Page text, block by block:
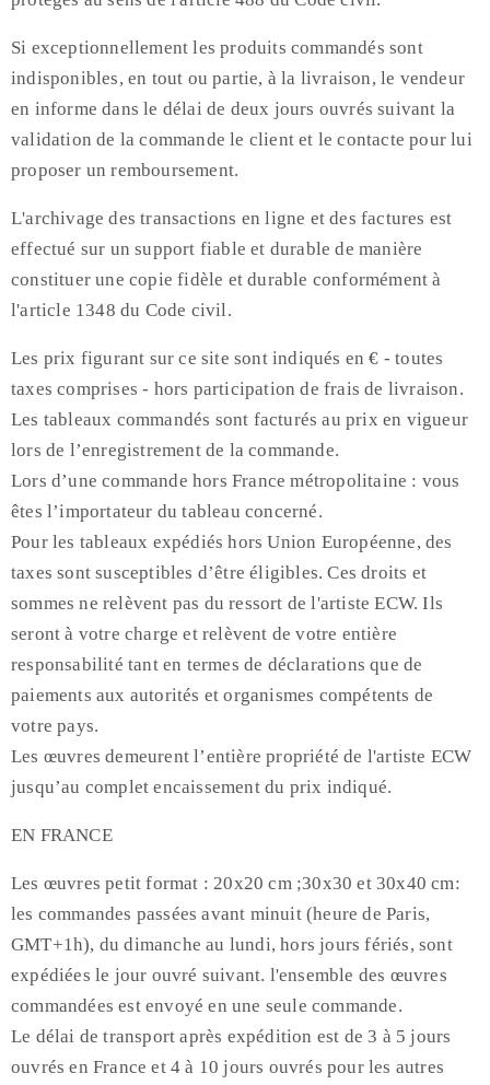
Si exceptionnellement les produits commandés sont
indisponibles, en tout ou partie, à la livraison, le vendeur
en informe dans le délai de deux jours ouvrés suivant la
validation de la commande le client et le contacte pour lui
proposer un remboursement.
L'archivage des transactions en ligne et des factures est
effectué sur un support fiable et durable de manière
constituer une copie fidèle et durable conformément à
l'article 1348 du Code civil.
Les prix figurant sur ce site sont indiqués en € - toutes
taxes comprises - hors participation de frais de livraison.
Les tableaux commandés sont facturés au prix en vigueur
lors de l’enregistrement de la commande.
Lors d’une commande hors France métropolitaine : vous
êtes l’importateur du tableau concerné.
Pour les tableaux expédiés hors Union Européenne, des
taxes sont susceptibles d’être éligibles. Ces droits et
sommes ne relèvent pas du ressort de l'artiste ECW. Ils
seront à votre charge et relèvent de votre entière
responsabilité tant en termes de déclarations que de
paiements aux autorités et organismes compétents de
votre pays.
Les œuvres demeurent l’entière propriété de l'artiste ECW
jusqu’au complet encaissement du prix indiqué.
EN FRANCE
Les œuvres petit format : 20x20 cm ;30x30 et 30x40 cm:
les commandes passées avant minuit (heure de Paris,
GMT+1h), du dimanche au lundi, hors jours fériés, sont
expédiées le jour ouvré suivant. l'ensemble des œuvres
commandées est envoyé en une seule commande.
Le délai de transport après expédition est de 3 à 5 jours
ouvrés en France et 4 à 10 jours ouvrés pour les autres